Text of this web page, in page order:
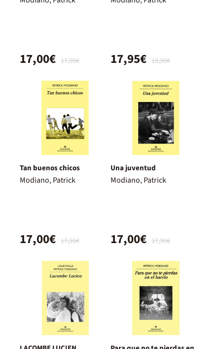
17,90€
17,00€ 18,90€
17,95€
Tan buenos chicos
Modiano, Patrick
17,90€
17,00€
Una juventud
Modiano, Patrick
17,90€
17,00€